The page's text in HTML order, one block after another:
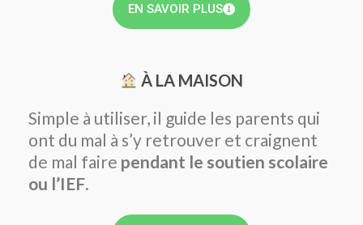
EN SAVOIR PLUS
À LA MAISON
Simple à utiliser, il guide les parents qui
ont du mal à s’y retrouver et craignent
de mal faire pendant le soutien scolaire
ou l’IEF.